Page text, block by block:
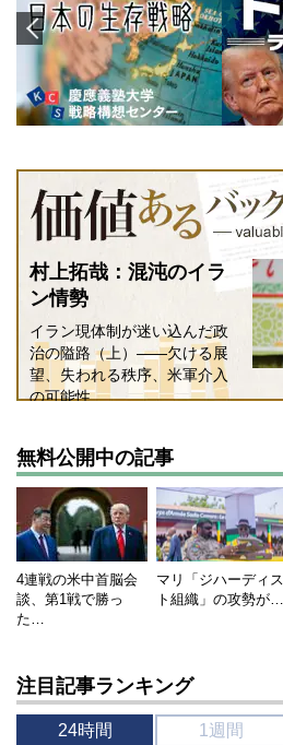
村上拓哉：混沌のイラ
ン情勢
イラン現体制が迷い込んだ政
治の隘路（上）――欠ける展
望、失われる秩序、米軍介入
の可能性
無料公開中の記事
4連戦の米中首脳会
談、第1戦で勝っ
た…
マリ「ジハーディス
ト組織」の攻勢が…
注目記事ランキング
24時間 1週間